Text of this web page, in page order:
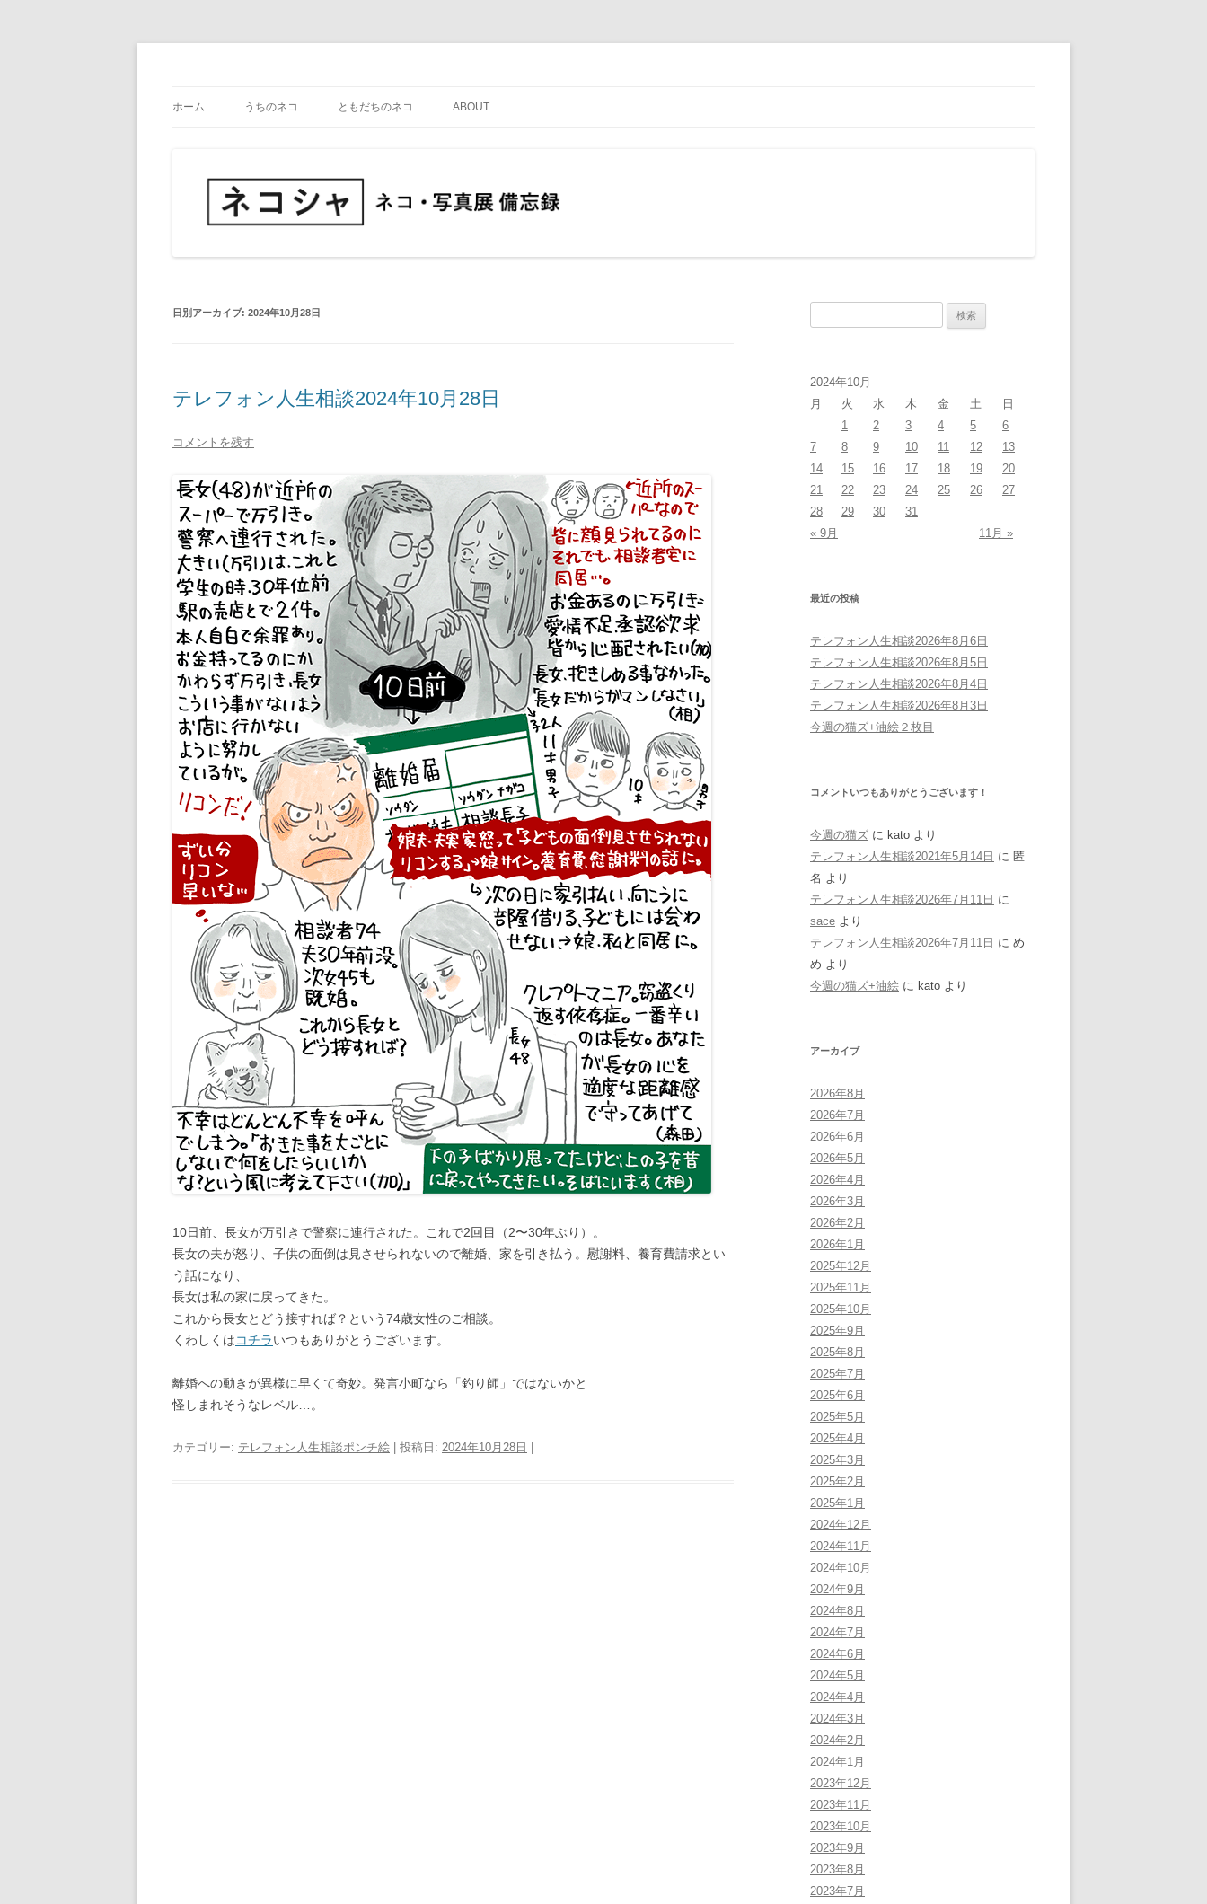
へ
ホーム うちのネコ ともだちのネコ ABOUT
日別アーカイブ: 2024年10月28日
テレフォン人生相談2024年10月28日
コメントを残す
10日前、長女が万引きで警察に連行された。これで2回目（2〜30年ぶり）。
長女の夫が怒り、子供の面倒は見させられないので離婚、家を引き払う。慰謝料、養育費請求とい
う話になり、
長女は私の家に戻ってきた。
これから長女とどう接すれば？という74歳女性のご相談。
くわしくはコチラいつもありがとうございます。
離婚への動きが異様に早くて奇妙。発言小町なら「釣り師」ではないかと
怪しまれそうなレベル…。
カテゴリー: テレフォン人生相談ポンチ絵 | 投稿日: 2024年10月28日
2024年10月
月
火 水 木 金 土
日
1
2 3 4 5
6
7
8 9 10 11 12
13
14
15 16 17 18 19
20
21
22 23 24 25 26
27
28
29 30
31
« 9月
11月 »
最近の投稿
テレフォン人生相談2026年8月6日
テレフォン人生相談2026年8月5日
テレフォン人生相談2026年8月4日
テレフォン人生相談2026年8月3日
今週の猫ズ+油絵２枚目
コメントいつもありがとうございます！
今週の猫ズ に kato より
テレフォン人生相談2021年5月14日 に 匿
名 より
テレフォン人生相談2026年7月11日 に
sace より
テレフォン人生相談2026年7月11日 に め
め より
今週の猫ズ+油絵 に kato より
アーカイブ
2026年8月
2026年7月
2026年6月
2026年5月
2026年4月
2026年3月
2026年2月
2026年1月
2025年12月
2025年11月
2025年10月
2025年9月
2025年8月
2025年7月
2025年6月
2025年5月
2025年4月
2025年3月
2025年2月
2025年1月
2024年12月
2024年11月
2024年10月
2024年9月
2024年8月
2024年7月
2024年6月
2024年5月
2024年4月
2024年3月
2024年2月
2024年1月
2023年12月
2023年11月
2023年10月
2023年9月
2023年8月
2023年7月